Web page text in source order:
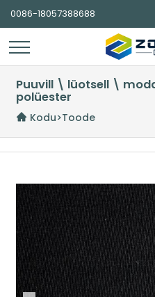
0086-18057388688
Puuvill \ lüotsell \
polüester
Kodu>Toode